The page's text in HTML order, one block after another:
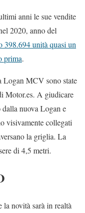
anni le sue vendite
2020, anno del
398.694 unità quasi un
prima.
Logan MCV sono state
Motor.es. A giudicare
nuova Logan e
visivamente collegati
la griglia. La
di 4,5 metri.
novità sarà in realtà